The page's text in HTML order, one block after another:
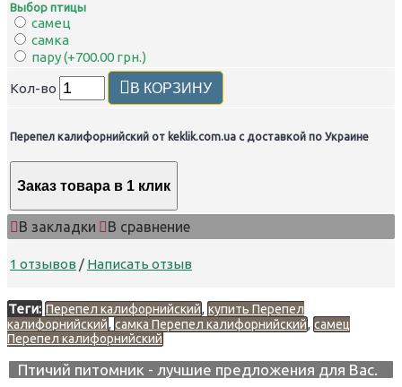
Выбор птицы
самец
самка
пару (+700.00 грн.)
Кол-во В КОРЗИНУ
Перепел калифорнийский от keklik.com.ua с доставкой по Украине
Заказ товара в 1 клик
В закладки В сравнение
1 отзывов / Написать отзыв
Теги: Перепел калифорнийский, купить Перепел
калифорнийский, самка Перепел калифорнийский, самец
Перепел калифорнийский
Птичий питомник - лучшие предложения для Вас.